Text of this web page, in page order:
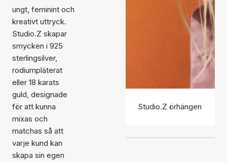
ungt, feminint och
kreativt uttryck.
Studio.Z skapar
smycken i 925
sterlingsilver,
rodiumpläterat
eller 18 karats
guld, designade
för att kunna
mixas och
matchas så att
varje kund kan
skapa sin egen
Studio.Z örhängen